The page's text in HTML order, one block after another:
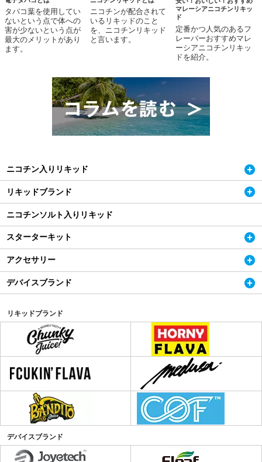
タバコ葉を使用してい
ないという点で体への
害が少ないという点が
最大のメリットがあり
ます。
ニコチンが配合されて
いるリキッドのこと
を、ニコチンリキッド
と言います。
マレーシアニコチンリキッ
ド
定番かつ人気のあるフ
レーバーおすすめマレ
ーシアニコチンリキッ
ドを紹介。
ニコチン入りリキッド
リキッドブランド
ニコチンソルト入りリキッド
スターターキット
アクセサリー
デバイスブランド
リキッドブランド
デバイスブランド